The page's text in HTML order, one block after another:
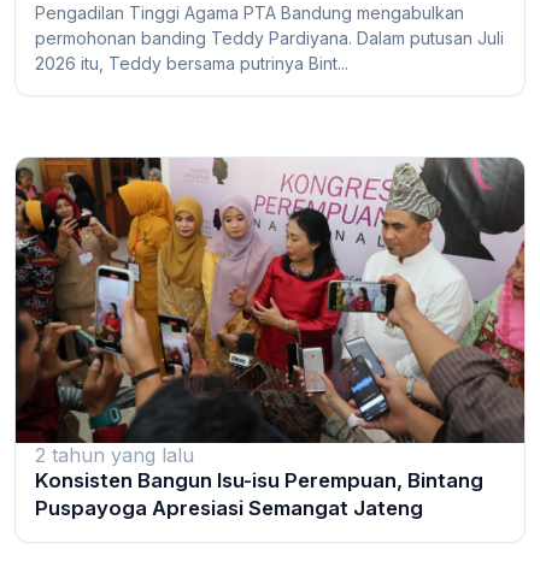
Pengadilan Tinggi Agama PTA Bandung mengabulkan
permohonan banding Teddy Pardiyana. Dalam putusan Juli
2026 itu, Teddy bersama putrinya Bint...
2 tahun yang lalu
Konsisten Bangun Isu-isu Perempuan, Bintang
Puspayoga Apresiasi Semangat Jateng